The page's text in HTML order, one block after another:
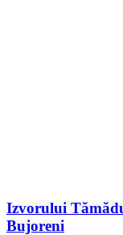
Izvorului
Bujoreni